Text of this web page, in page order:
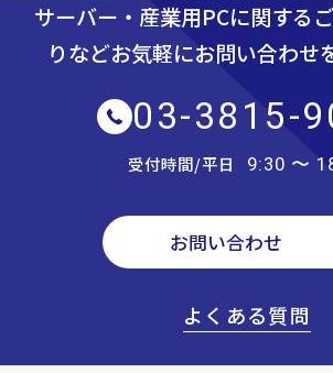
サーバー・産業用PCに関する
りなどお気軽にお問い合わせ
03-3815-
受付時間/平日 9:30 〜
お問い合わせ
よくある質問